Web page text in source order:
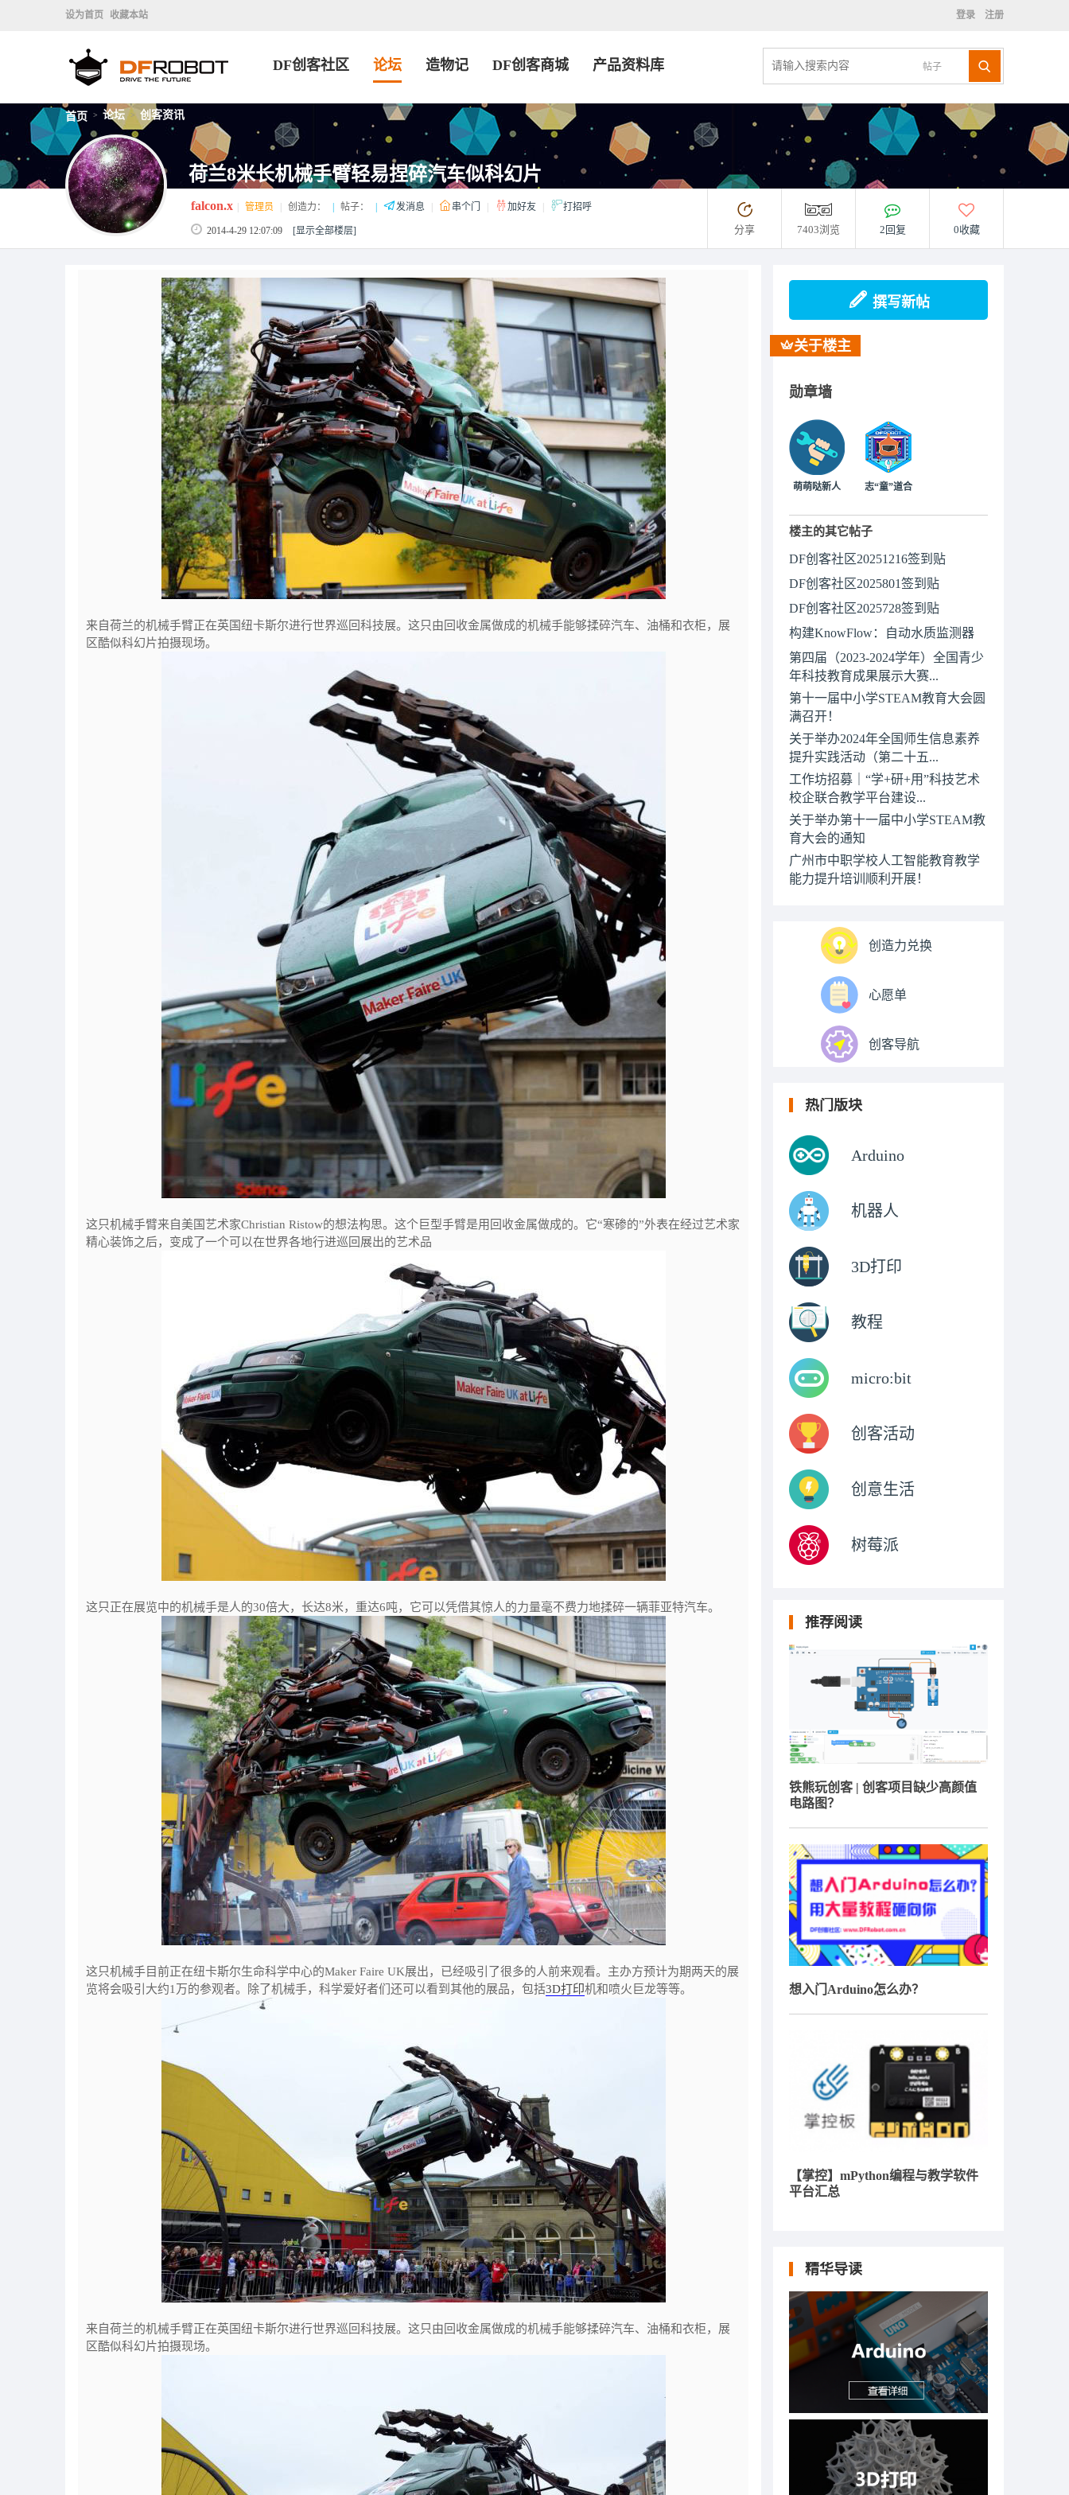
设为首页 收藏本站 登录 注册
帖子
DF创客社区 论坛 造物记 DF创客商城 产品资料库
首页 > 论坛 > 创客资讯
荷兰8米长机械手臂轻易捏碎汽车似科幻片
falcon.x 管理员 创造力： 帖子： 发消息 串个门 加好友 打招呼
2014-4-29 12:07:09 [显示全部楼层] 分享 7403浏览 2回复 0收藏
来自荷兰的机械手臂正在英国纽卡斯尔进行世界巡回科技展。这只由回收金属做成的机械手能够揉碎汽车、油桶和衣柜，展
区酷似科幻片拍摄现场。
这只机械手臂来自美国艺术家Christian Ristow的想法构思。这个巨型手臂是用回收金属做成的。它“寒碜的”外表在经过艺术家
精心装饰之后，变成了一个可以在世界各地行进巡回展出的艺术品
这只正在展览中的机械手是人的30倍大，长达8米，重达6吨，它可以凭借其惊人的力量毫不费力地揉碎一辆菲亚特汽车。
这只机械手目前正在纽卡斯尔生命科学中心的Maker Faire UK展出，已经吸引了很多的人前来观看。主办方预计为期两天的展
览将会吸引大约1万的参观者。除了机械手，科学爱好者们还可以看到其他的展品，包括3D打印机和喷火巨龙等等。
来自荷兰的机械手臂正在英国纽卡斯尔进行世界巡回科技展。这只由回收金属做成的机械手能够揉碎汽车、油桶和衣柜，展
区酷似科幻片拍摄现场。
撰写新帖
关于楼主
勋章墙
萌萌哒新人 志“童”道合
楼主的其它帖子
DF创客社区20251216签到贴
DF创客社区2025801签到贴
DF创客社区2025728签到贴
构建KnowFlow：自动水质监测器
第四届（2023-2024学年）全国青少
年科技教育成果展示大赛...
第十一届中小学STEAM教育大会圆
满召开！
关于举办2024年全国师生信息素养
提升实践活动（第二十五...
工作坊招募｜“学+研+用”科技艺术
校企联合教学平台建设...
关于举办第十一届中小学STEAM教
育大会的通知
广州市中职学校人工智能教育教学
能力提升培训顺利开展！
创造力兑换
心愿单
创客导航
热门版块
Arduino
机器人
3D打印
教程
micro:bit
创客活动
创意生活
树莓派
推荐阅读
铁熊玩创客 | 创客项目缺少高颜值
电路图？
想入门Arduino怎么办？
【掌控】mPython编程与教学软件
平台汇总
精华导读